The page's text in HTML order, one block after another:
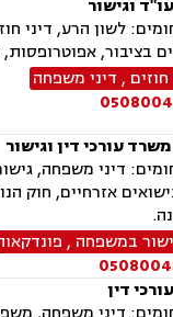
וגישור
לשון הרע, דיני
בציבור,
חוזים , דיני משפחה
עורכי דין וגישור
דיני משפחה,
אזרחיים, חוק
במשפחה ,
דין